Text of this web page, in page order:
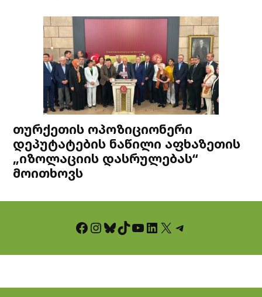
თურქეთის ოპოზიციონერი
დეპუტატების ნაწილი აფხაზეთის
„იზოლაციის დასრულებას“
მოითხოვს
Facebook InstagramBluesky TikTok YouTube LinkedIn X Telegram